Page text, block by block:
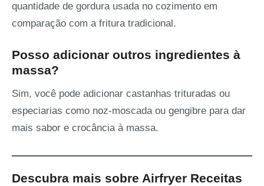
quantidade de gordura usada no cozimento em
comparação com a fritura tradicional.
Posso adicionar outros ingredientes à
massa?
Sim, você pode adicionar castanhas trituradas ou
especiarias como noz-moscada ou gengibre para dar
mais sabor e crocância à massa.
Descubra mais sobre Airfryer Receitas